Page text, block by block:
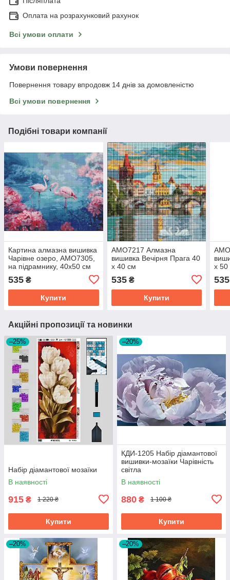
Оплата на розрахунковий рахунок
Всі умови оплати
Умови повернення
Повернення товару впродовж 14 днів за домовленістю
Всі умови повернення
Подібні товари компанії
Картина алмазна вишивка
Чарівне озеро, AMO7305,
на підрамнику, 40х50 см
535 ₴
Купити
AMO7217 Алмазна
вишивка Вечірня Прага 40
х 40 см
535₴
Купити
х 50
535
Акційні пропозиції та новинки
–25%
Набір діамантової мозаїки
В наявності
915 ₴ 1 220 ₴
Купити
–20%
КДИ-1205 Набір діамантової
вишивки-мозаїки Чарівність
світла
В наявності
880 ₴ 1 100 ₴
Купити
–20% –20%